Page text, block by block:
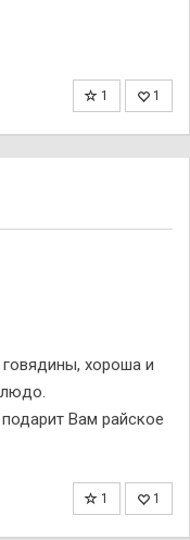
1 1
хороша и
Вам райское
1 1